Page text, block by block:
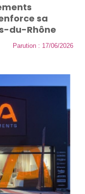
sa
du-Rhône
Parution : 17/06/2026